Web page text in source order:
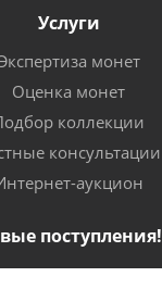
Услуги
монет
Оценка монет
коллекции
консультации
аукцион
поступления!